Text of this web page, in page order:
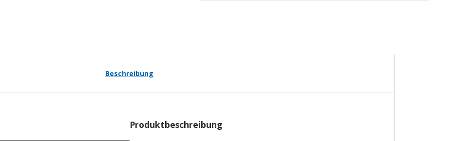
Beschreibung
Produktbeschreibung